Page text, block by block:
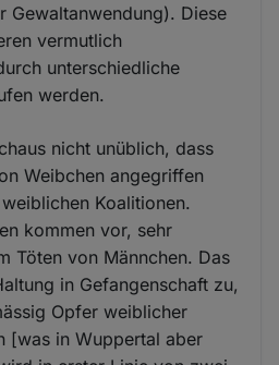
Gewaltanwendung). Diese
vermutlich
unterschiedliche
werden.
nicht unüblich, dass
Weibchen angegriffen
Koalitionen.
kommen vor, sehr
Töten von Männchen. Das
in Gefangenschaft zu,
Opfer weiblicher
[was in Wuppertal aber